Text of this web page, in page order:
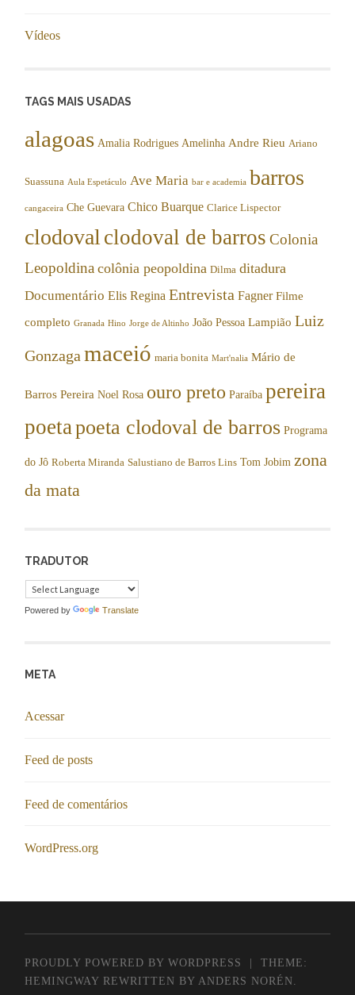
Vídeos
TAGS MAIS USADAS
alagoas Amalia Rodrigues Amelinha Andre Rieu Ariano
Suassuna Aula Espetáculo Ave Maria bar e academia barros
cangaceira Che Guevara Chico Buarque Clarice Lispector
clodovalclodoval de barros Colonia
Leopoldina colônia peopoldina Dilma ditadura
Documentário Elis Regina Entrevista Fagner Filme
completo Granada Hino Jorge de Altinho João Pessoa Lampião Luiz
Gonzaga maceió maria bonita Mart'nalia Mário de
Barros Pereira Noel Rosa ouro preto Paraíba pereira
poetapoeta clodoval de barros Programa
do Jô Roberta Miranda Salustiano de Barros Lins Tom Jobim zona
da mata
TRADUTOR
Powered by Translate
META
Acessar
Feed de posts
Feed de comentários
WordPress.org
PROUDLY POWERED BY WORDPRESS
THEME:
HEMINGWAY REWRITTEN BYANDERS NORÉN.